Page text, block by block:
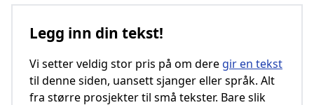
Legg inn din tekst!
Vi setter veldig stor pris på om dere gir en tekst
til denne siden, uansett sjanger eller språk. Alt
fra større prosjekter til små tekster. Bare slik